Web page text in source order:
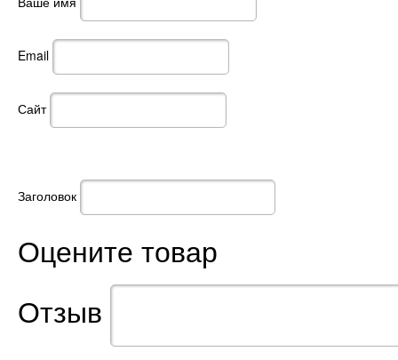
Email
Сайт
Заголовок
Оцените товар
Отзыв